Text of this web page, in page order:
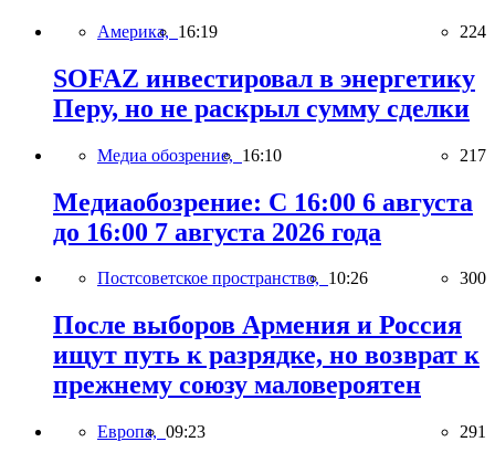
Америка, 16:19 224
SOFAZ инвестировал в энергетику
Перу, но не раскрыл сумму сделки
Медиа обозрение, 16:10 217
Медиаобозрение: С 16:00 6 августа
до 16:00 7 августа 2026 года
Постсоветское пространство, 10:26 300
После выборов Армения и Россия
ищут путь к разрядке, но возврат к
прежнему союзу маловероятен
Европа, 09:23 291